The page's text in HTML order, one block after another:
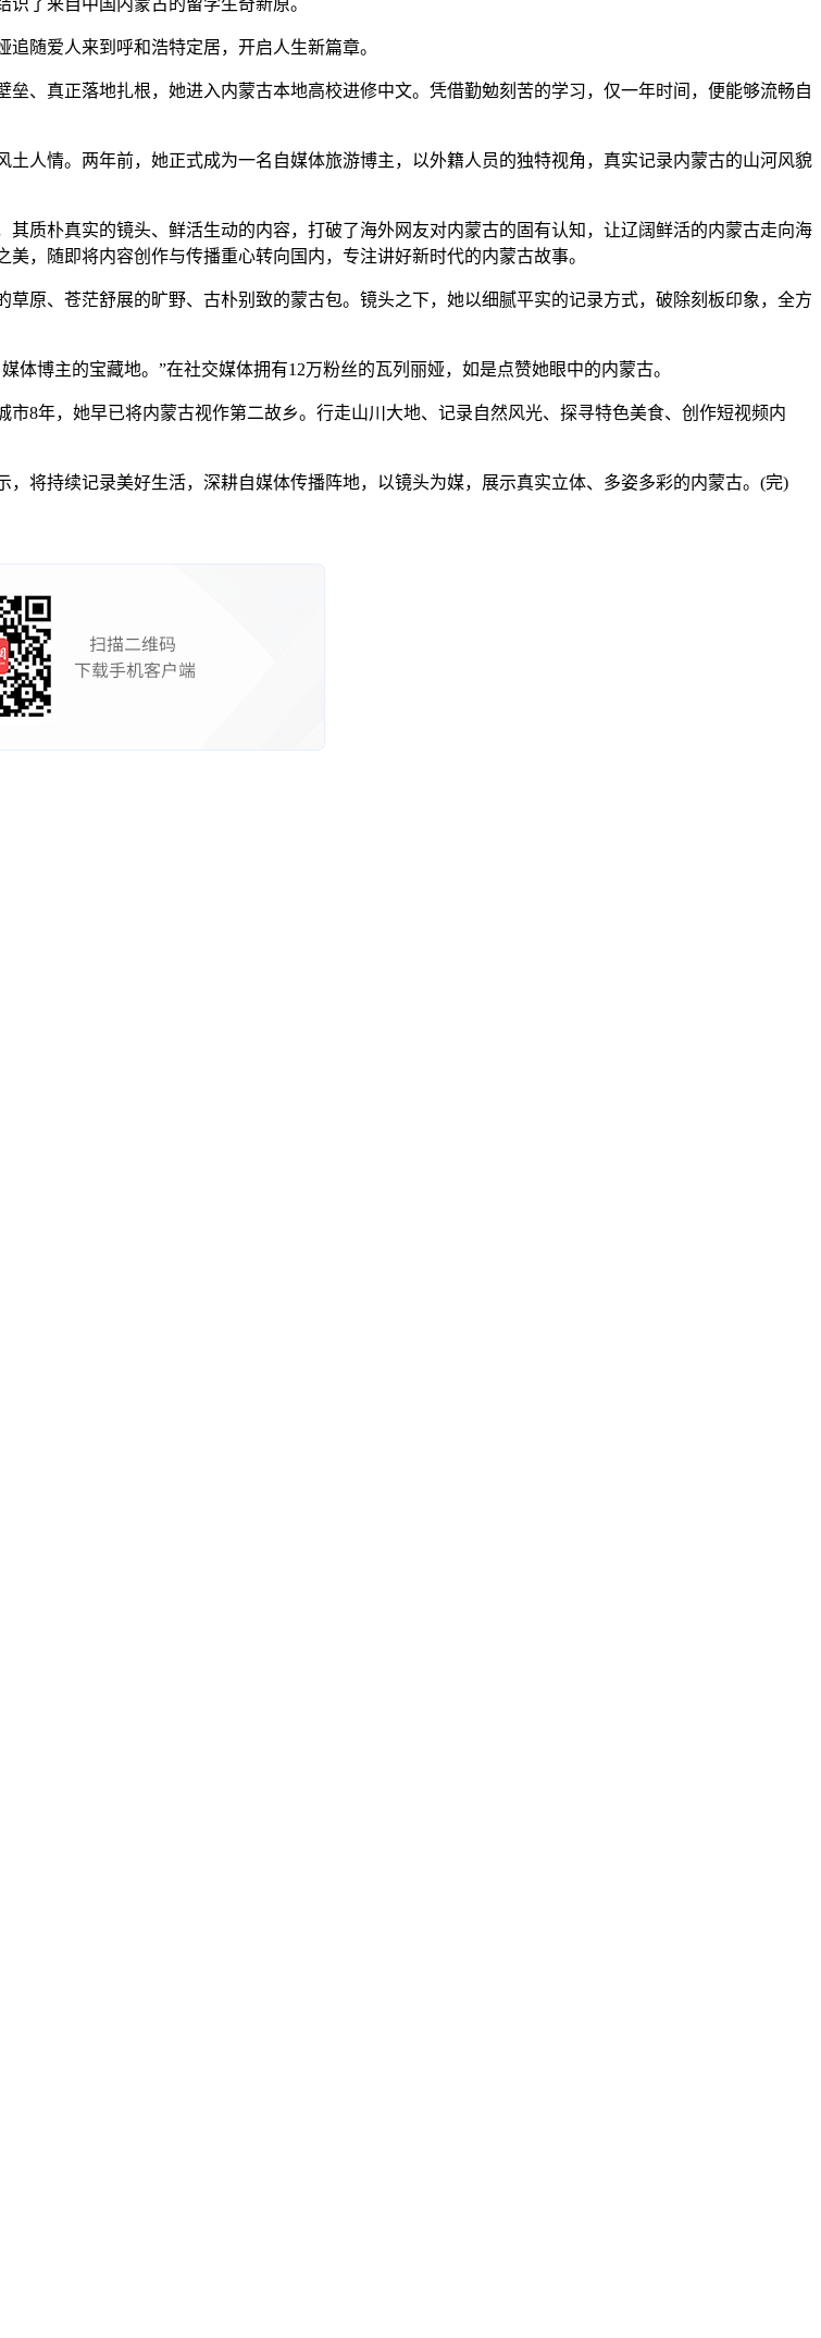
随爱人来到呼和浩特定居，开启人生新篇章。
真正落地扎根，她进入内蒙古本地高校进修中文。凭借勤勉刻苦的学习，仅一年时间，便能够流畅自
情。两年前，她正式成为一名自媒体旅游博主，以外籍人员的独特视角，真实记录内蒙古的山河风貌
朴真实的镜头、鲜活生动的内容，打破了海外网友对内蒙古的固有认知，让辽阔鲜活的内蒙古走向海
，随即将内容创作与传播重心转向国内，专注讲好新时代的内蒙古故事。
、苍茫舒展的旷野、古朴别致的蒙古包。镜头之下，她以细腻平实的记录方式，破除刻板印象，全方
主的宝藏地。”在社交媒体拥有12万粉丝的瓦列丽娅，如是点赞她眼中的内蒙古。
年，她早已将内蒙古视作第二故乡。行走山川大地、记录自然风光、探寻特色美食、创作短视频内
持续记录美好生活，深耕自媒体传播阵地，以镜头为媒，展示真实立体、多姿多彩的内蒙古。(完)